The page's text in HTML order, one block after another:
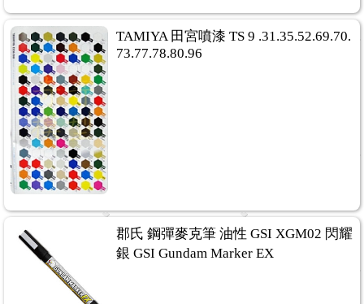
TAMIYA 田宮噴漆 TS 9 .31.35.52.69.70.
73.77.78.80.96
郡氏 鋼彈麥克筆 油性 GSI XGM02 閃耀
銀 GSI Gundam Marker EX